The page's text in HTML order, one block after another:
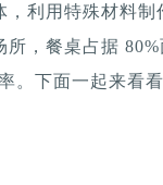
利用特殊材料
，餐桌占据
。下面一起来看